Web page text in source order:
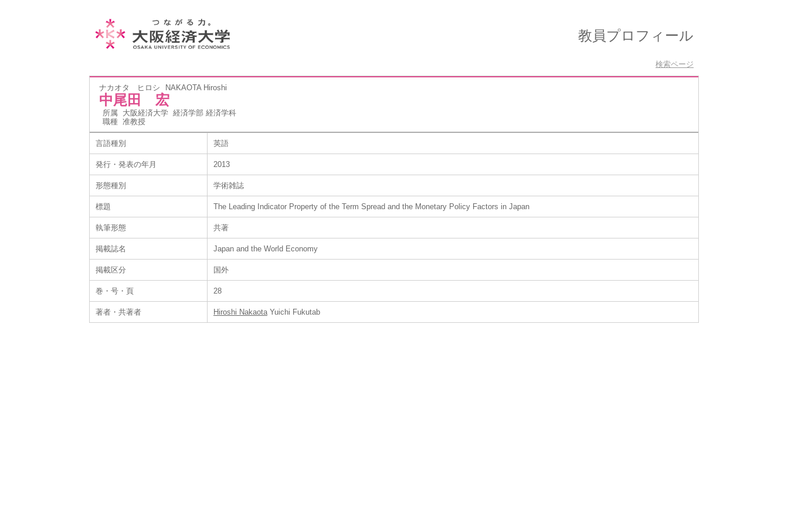
教員プロフィール
検索ページ
ナカオタ ヒロシ NAKAOTA Hiroshi
中尾田 宏
所属 大阪経済大学 経済学部 経済学科
職種 准教授
言語種別 英語
発行・発表の年月 2013
形態種別 学術雑誌
標題 The Leading Indicator Property of the Term Spread and the Monetary Policy Factors in Japan
執筆形態 共著
掲載誌名 Japan and the World Economy
掲載区分 国外
巻・号・頁 28
著者・共著者 Hiroshi NakaotaYuichi Fukutab